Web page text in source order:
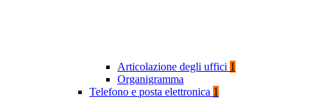
Articolazione degli uffici 1
Organigramma
Telefono e posta elettronica 1